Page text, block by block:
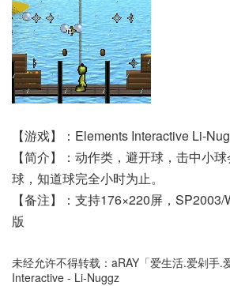
【游戏】：Elements Interactive Li-
【简介】：动作类，避开球，击中小
球，知道球完全小时为止。
【备注】：支持176×220屏，
版
未经允许不得转载： aRAY「爱生活.爱剁手.
Interactive - Li-Nuggz